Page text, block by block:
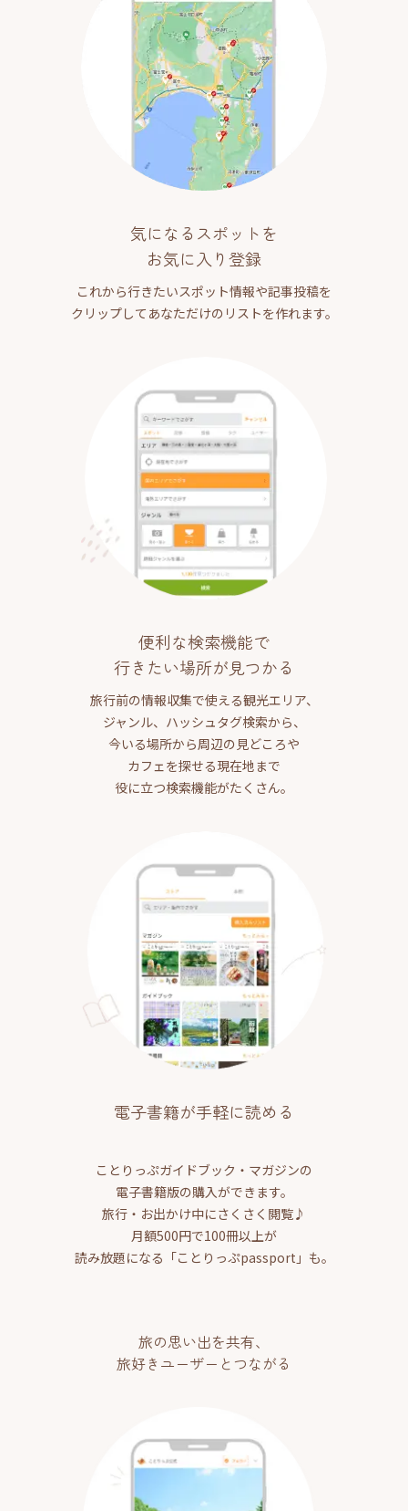
気になるスポットを
お気に入り登録
これから行きたいスポット情報や記事投稿を
クリップしてあなただけのリストを作れます。
便利な検索機能で
行きたい場所が見つかる
旅行前の情報収集で使える観光エリア、
ジャンル、ハッシュタグ検索から、
今いる場所から周辺の見どころや
カフェを探せる現在地まで
役に立つ検索機能がたくさん。
電子書籍が手軽に読める
ことりっぷガイドブック・マガジンの
電子書籍版の購入ができます。
旅行・お出かけ中にさくさく閲覧♪
月額500円で100冊以上が
読み放題になる「ことりっぷpassport」も。
旅の思い出を共有、
旅好きユーザーとつながる